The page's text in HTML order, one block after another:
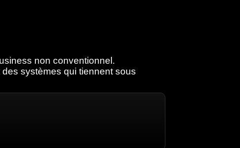
non conventionnel.
des systèmes qui tiennent sous